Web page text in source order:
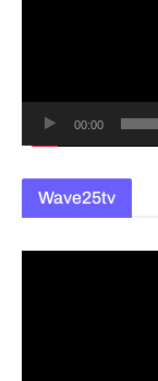
00:00
Wave25tv